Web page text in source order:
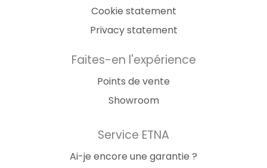
Cookie statement
Privacy statement
Faites-en l'expérience
Points de vente
Showroom
Service ETNA
Ai-je encore une garantie ?